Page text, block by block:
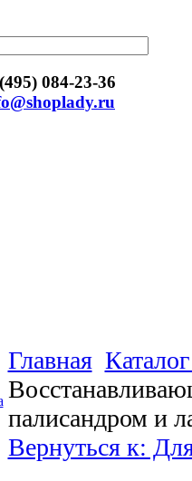
084-23-36
Главная
палисандром и
Вернуться к: